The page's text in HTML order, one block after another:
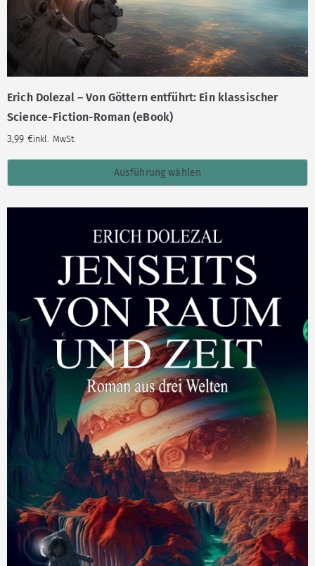
Erich Dolezal – Von Göttern entführt: Ein klassischer
Science-Fiction-Roman (eBook)
3,99 €inkl. MwSt.
Ausführung wählen